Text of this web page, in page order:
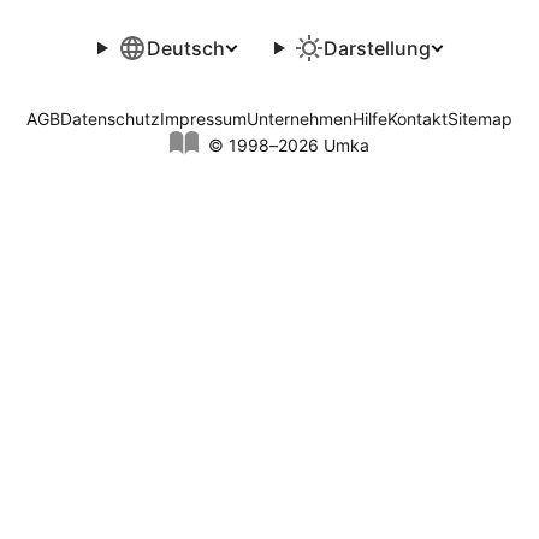
Deutsch Darstellung
© 1998–2026 Umka
AGBDatenschutzImpressumUnternehmenHilfeKontaktSitemap